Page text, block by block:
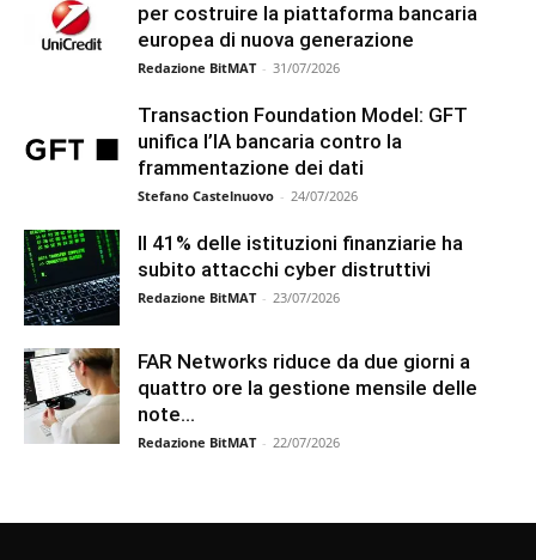
per costruire la piattaforma bancaria
europea di nuova generazione
Redazione BitMAT - 31/07/2026
Transaction Foundation Model: GFT
unifica l’IA bancaria contro la
frammentazione dei dati
Stefano Castelnuovo - 24/07/2026
Il 41% delle istituzioni finanziarie ha
subito attacchi cyber distruttivi
Redazione BitMAT - 23/07/2026
FAR Networks riduce da due giorni a
quattro ore la gestione mensile delle
note...
Redazione BitMAT - 22/07/2026